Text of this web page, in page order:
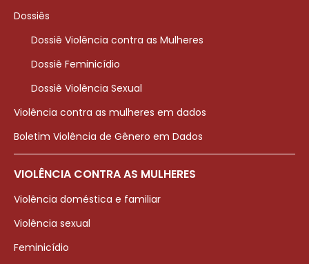
Dossiês
Dossiê Violência contra as Mulheres
Dossiê Feminicídio
Dossiê Violência Sexual
Violência contra as mulheres em dados
Boletim Violência de Gênero em Dados
VIOLÊNCIA CONTRA AS MULHERES
Violência doméstica e familiar
Violência sexual
Feminicídio